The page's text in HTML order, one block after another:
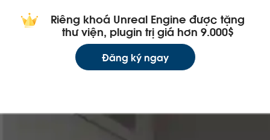
Riêng khoá Unreal Engine được tặng
thư viện, plugin trị giá hơn 9.000$
Đăng ký ngay